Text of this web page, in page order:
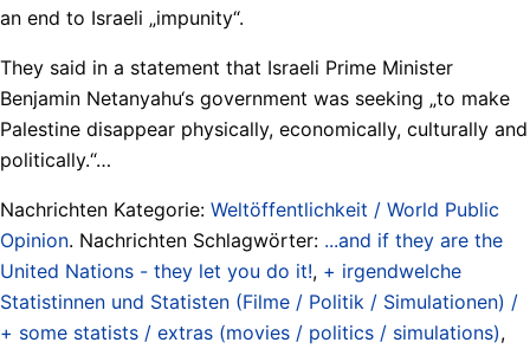
an end to Israeli „impunity“.
They said in a statement that Israeli Prime Minister
Benjamin Netanyahu‘s government was seeking „to make
Palestine disappear physically, economically, culturally and
politically.“…
Nachrichten Kategorie: Weltöffentlichkeit / World Public
Opinion. Nachrichten Schlagwörter: ...and if they are the
United Nations - they let you do it!, + irgendwelche
Statistinnen und Statisten (Filme / Politik / Simulationen) /
+ some statists / extras (movies / politics / simulations),